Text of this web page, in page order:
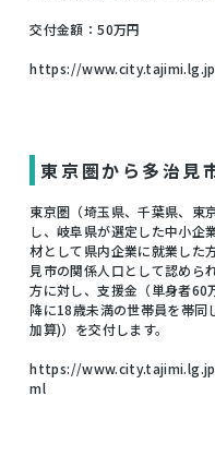
交付金額：50万円
https://
東京圏から多治見
東京圏（埼玉県、千葉県、東
し、岐阜県が選定した中小企
材として県内企業に就業した
見市の関係人口として認めら
方に対し、支援金（単身者
降に18歳未満の世帯員を帯同
加算)）を交付します。
https://
ml